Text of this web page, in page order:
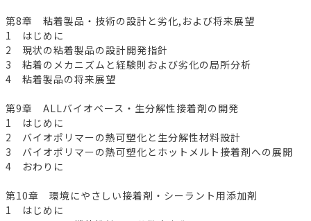
第8章 粘着製品・技術の設計と劣化,および将来展望
1 はじめに
2 現状の粘着製品の設計開発指針
3 粘着のメカニズムと経験則および劣化の局所分析
4 粘着製品の将来展望
第9章 ALLバイオベース・生分解性接着剤の開発
1 はじめに
2 バイオポリマーの熱可塑化と生分解性材料設計
3 バイオポリマーの熱可塑化とホットメルト接着剤への展開
4 おわりに
第10章 環境にやさしい接着剤・シーラント用添加剤
1 はじめに